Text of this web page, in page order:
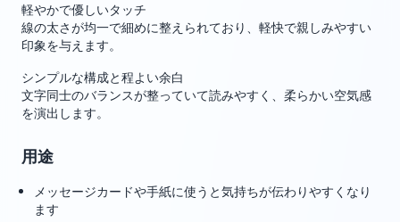
軽やかで優しいタッチ
線の太さが均一で細めに整えられており、軽快で親しみやすい
印象を与えます。
シンプルな構成と程よい余白
文字同士のバランスが整っていて読みやすく、柔らかい空気感
を演出します。
用途
メッセージカードや手紙に使うと気持ちが伝わりやすくなり
ます